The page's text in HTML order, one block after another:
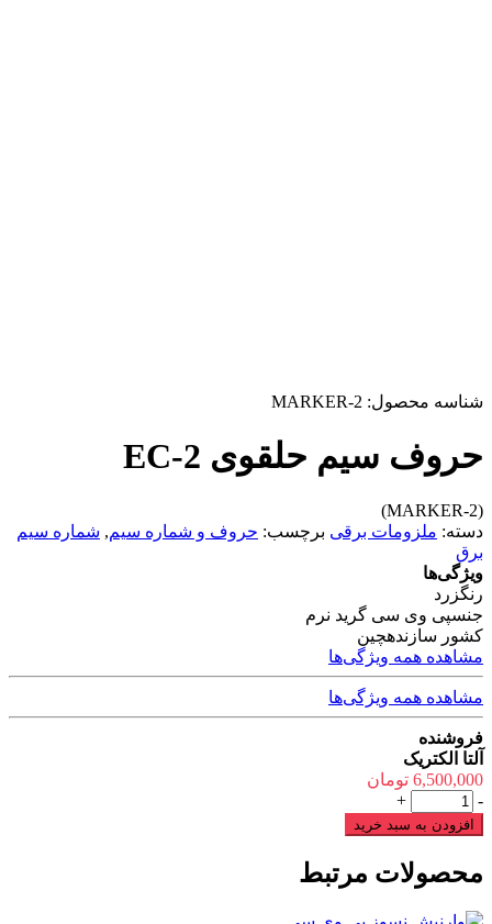
شناسه محصول: MARKER-2
حروف سیم حلقوی EC-2
(MARKER-2)
دسته: ملزومات برقی برچسب: حروف و شماره سیم, شماره سیم
برق
ویژگی‌ها
رنگزرد
جنسپی وی سی گرید نرم
کشور سازندهچین
مشاهده همه ویژگی‌ها
مشاهده همه ویژگی‌ها
فروشنده
آلتا الکتریک
6,500,000 تومان
حروف
سیم
حلقوی
2
-
+
افزودن به سبد خرید
محصولات مرتبط